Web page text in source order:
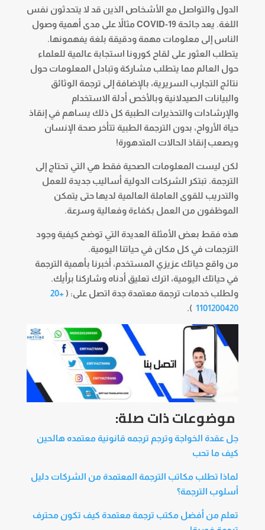
الدول والتواصل مع الأشخاص الذين قد لا يتحدثون نفس
اللغة. يعد جائحة COVID-19 مثالاً على مدى أهمية وصول
الناس إلى معلومات مهمة ودقيقة بلغة يفهمونها.
يتطلب العثور على لقاح كورونا استجابة عالمية للعلماء
حول العالم مما يتطلب مشاركة وتبادل المعلومات حول
نتائج التجارب السريرية، بالإضافة إلى ترجمة الوثائق
والبيانات الصيدلانية وبالأخص أدلة الاستخدام
والإرشادات والتحذيرات الطبية كل ذلك يساهم في إنقاذ
حياة الأرواح، بدون الترجمة الطبية تتأخر صحة الإنسان
ويصعب إنقاذ الحالات المتدهورة!
لكن ليست المعلومات الصحية فقط هي التي تحتاج إلى
الترجمة. تبتكر الشركات الدولية أساليب جديدة للعمل
والتدريب للقوى العاملة العالمية لديها حتى يتمكن
الموظفون من العمل بكفاءة وفعالية وسرعة.
هذه فقط بعض الأمثلة العديدة التي توضح كيفية وجود
الترجمات في كل مكان في حياتنا اليومية.
من واقع حياتك عزيزي المستخدم، أخبرنا بأهمية الترجمة
في حياتك اليومية، اترك تعليق أدناه وشاركنا برأيك.
ولطلب خدمات ترجمة معتمدة جدة اتصل على: (
+20
1101200420
).
موضوعات ذات صلة:
حِل عقدة الخواجة وترجم ترجمه قانونية معتمده هالحين
كيف ما تحب
لماذا تطلب مكاتب الترجمة المعتمدة من الشركات دليل
أسلوب الترجمة؟
تعلم من أفضل مكتب ترجمة معتمدة كيف تكون محترف